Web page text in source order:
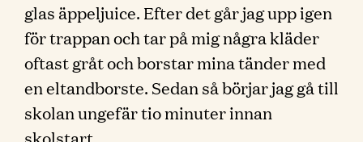
glas äppeljuice. Efter det går jag upp igen
för trappan och tar på mig några kläder
oftast gråt och borstar mina tänder med
en eltandborste. Sedan så börjar jag gå till
skolan ungefär tio minuter innan
skolstart.